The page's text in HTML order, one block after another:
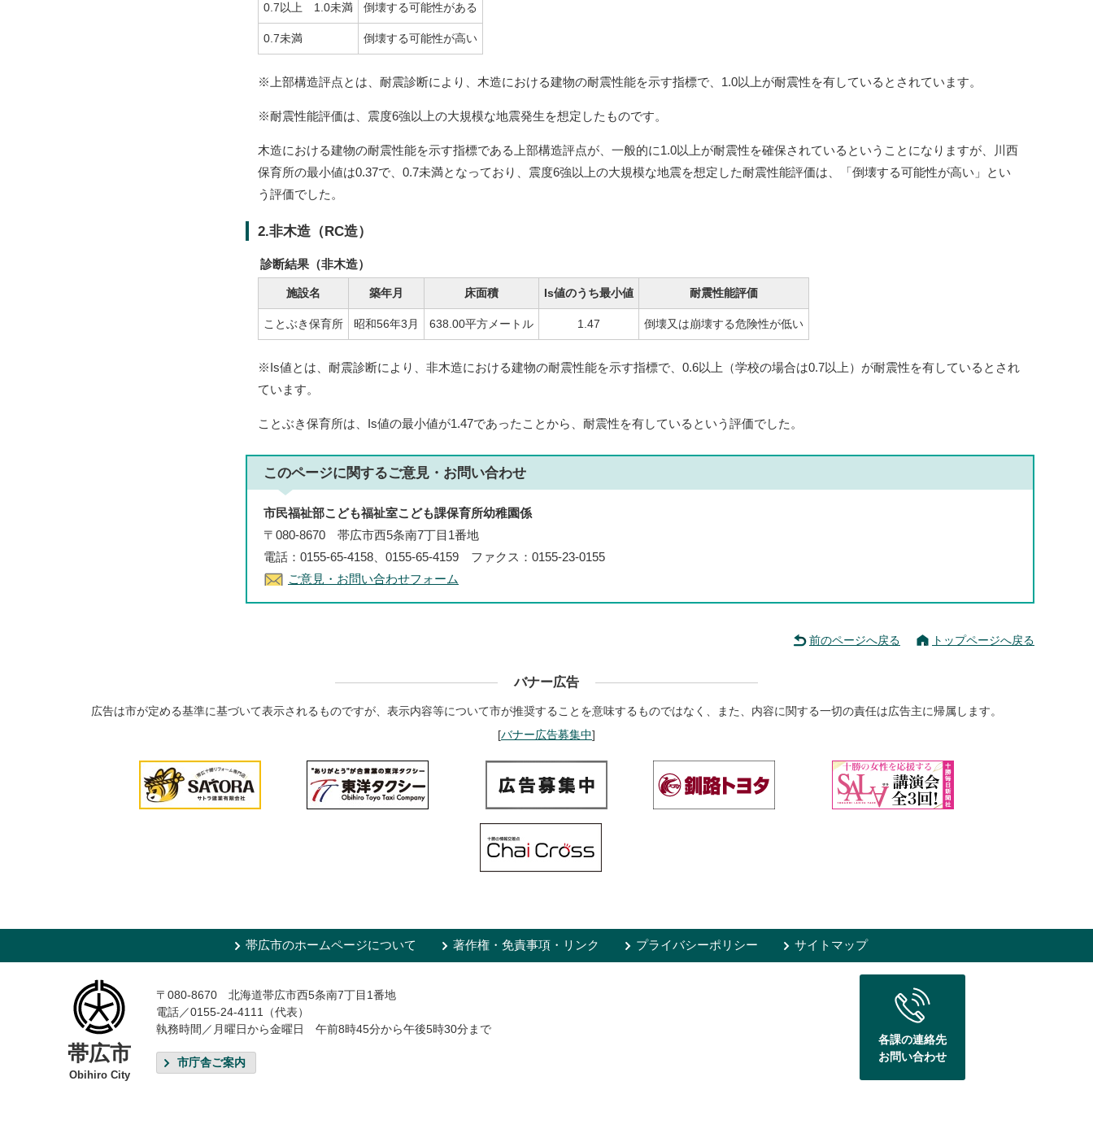
0.7以上 1.0未満 倒壊する可能性がある
0.7未満 倒壊する可能性が高い
※上部構造評点とは、耐震診断により、木造における建物の耐震性能を示す指標で、1.0以上が耐震性を有しているとされています。
※耐震性能評価は、震度6強以上の大規模な地震発生を想定したものです。
木造における建物の耐震性能を示す指標である上部構造評点が、一般的に1.0以上が耐震性を確保されているということになりますが、川西
保育所の最小値は0.37で、0.7未満となっており、震度6強以上の大規模な地震を想定した耐震性能評価は、「倒壊する可能性が高い」とい
う評価でした。
2.非木造（RC造）
診断結果（非木造）
施設名 築年月 床面積 Is値のうち最小値 耐震性能評価
ことぶき保育所 昭和56年3月 638.00平方メートル 1.47 倒壊又は崩壊する危険性が低い
※Is値とは、耐震診断により、非木造における建物の耐震性能を示す指標で、0.6以上（学校の場合は0.7以上）が耐震性を有しているとされ
ています。
ことぶき保育所は、Is値の最小値が1.47であったことから、耐震性を有しているという評価でした。
このページに関するご意見・お問い合わせ
市民福祉部こども福祉室こども課保育所幼稚園係
〒080-8670 帯広市西5条南7丁目1番地
電話：0155-65-4158、0155-65-4159 ファクス：0155-23-0155
ご意見・お問い合わせフォーム
前のページへ戻る トップページへ戻る
バナー広告
広告は市が定める基準に基づいて表示されるものですが、表示内容等について市が推奨することを意味するものではなく、また、内容に関する一切の責任は広告主に帰属します。
[バナー広告募集中]
帯広市のホームページについて 著作権・免責事項・リンク プライバシーポリシー サイトマップ
帯広市
Obihiro City
〒080-8670 北海道帯広市西5条南7丁目1番地
電話／0155-24-4111（代表）
執務時間／月曜日から金曜日 午前8時45分から午後5時30分まで
市庁舎ご案内
各課の連絡先
お問い合わせ